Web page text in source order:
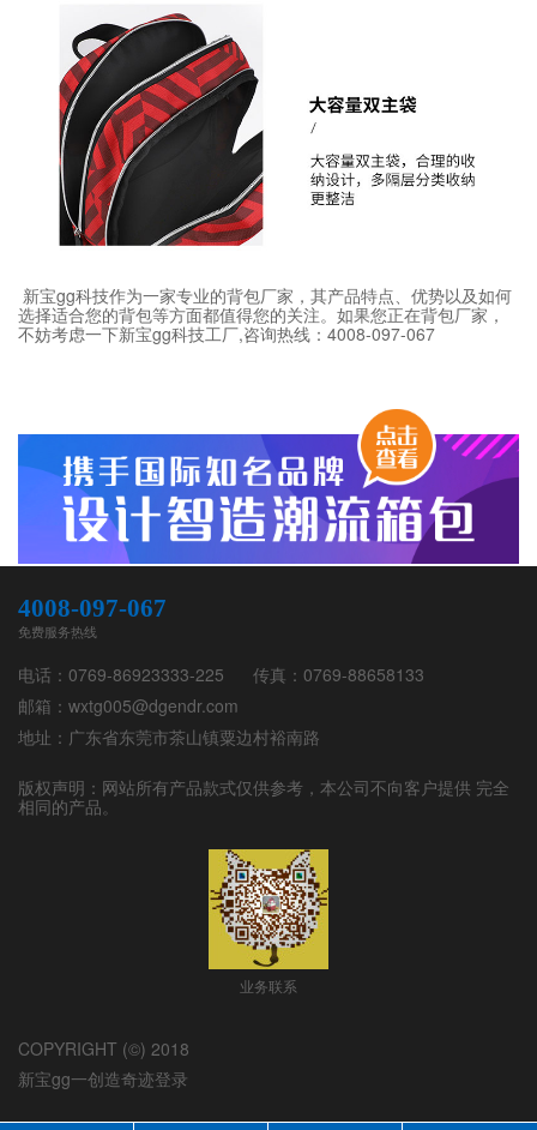
新宝gg科技作为一家专业的背包厂家，其产品特点、优势以及如何
选择适合您的背包等方面都值得您的关注。如果您正在背包厂家，
不妨考虑一下新宝gg科技工厂,咨询热线：4008-097-067
电话：0769-86923333-225
传真：0769-88658133
邮箱：wxtg005@dgendr.com
地址：广东省东莞市茶山镇粟边村裕南路
版权声明：网站所有产品款式仅供参考，本公司不向客户提供 完全
相同的产品。
4008-097-067
免费服务热线
业务联系
COPYRIGHT (©) 2018
新宝gg一创造奇迹登录